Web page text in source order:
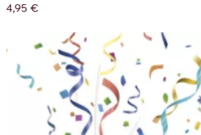
4,95 €